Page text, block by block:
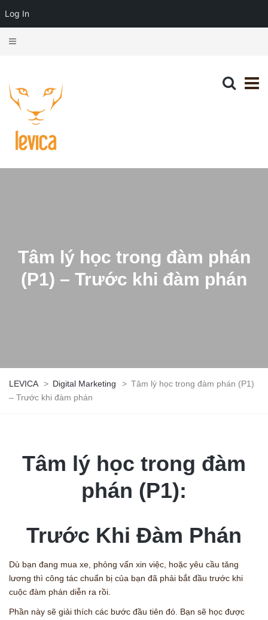
Tâm lý học trong đàm phán
(P1) – Trước khi đàm phán
LEVICA > Digital Marketing > Tâm lý học trong đàm phán (P1)
– Trước khi đàm phán
Tâm lý học trong đàm
phán (P1):
Trước Khi Đàm Phán
Dù bạn đang mua xe, phỏng vấn xin việc, hoặc yêu cầu tăng
lương thì công tác chuẩn bị của bạn đã phải bắt đầu trước khi
cuộc đàm phán diễn ra rồi.
Phần này sẽ giải thích các bước đầu tiên đó. Bạn sẽ học được
Log In